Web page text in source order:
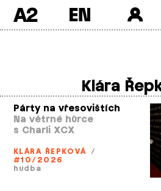
A2
Klára
Párty na vřesovištích
Na větrné hůrce
s Charli XCX
KLÁRA ŘEPKOVÁ /
#10/2026
hudba